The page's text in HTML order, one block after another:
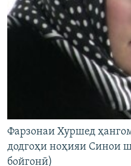
Фарзонаи Хуршед
додгоҳи ноҳияи Синои
бойгонӣ)